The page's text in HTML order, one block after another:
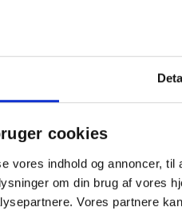
cookies
vores indhold og annoncer,
om din brug af vores
Vores partnere
møbelskum eller
bør vaskes, tørres
Påfør olie i skyggen for at
vedligeholdelse
udtryk.